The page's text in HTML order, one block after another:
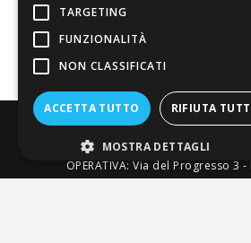
Pagamenti sicuri
ALDIGIÙ S.R.L. | Via Cortazzis 15
OPERATIVA: Via del Progresso 3
TARGETING
FUNZIONALITÀ
NON CLASSIFICATI
ACCETTA TUTTO RIFIUTA
MOSTRA DETTAGLI